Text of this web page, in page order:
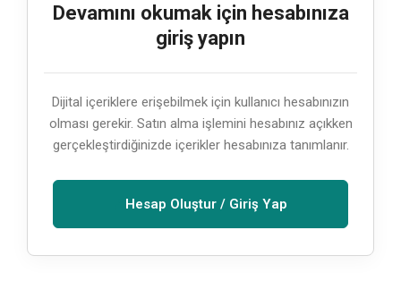
Devamını okumak için hesabınıza
giriş yapın
Dijital içeriklere erişebilmek için kullanıcı hesabınızın
olması gerekir. Satın alma işlemini hesabınız açıkken
gerçekleştirdiğinizde içerikler hesabınıza tanımlanır.
Hesap Oluştur / Giriş Yap